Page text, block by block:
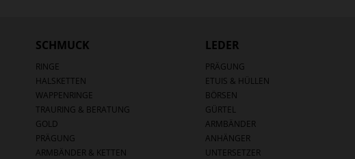
SCHMUCK
RINGE
HALSKETTEN
WAPPENRINGE
TRAURING & BERATUNG
GOLD
PRÄGUNG
ARMBÄNDER & KETTEN
LEDER
PRÄGUNG
ETUIS & HÜLLEN
BÖRSEN
GÜRTEL
ARMBÄNDER
ANHÄNGER
UNTERSETZER